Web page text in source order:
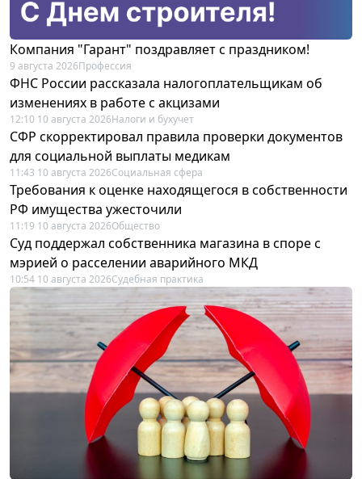
Компания "Гарант" поздравляет с праздником!
9 августа 2026Профессия
ФНС России рассказала налогоплательщикам об
изменениях в работе с акцизами
12:10 10 августа 2026Налоги и бухучет
СФР скорректировал правила проверки документов
для социальной выплаты медикам
11:43 10 августа 2026Социальная сфера
Требования к оценке находящегося в собственности
РФ имущества ужесточили
11:19 10 августа 2026Общество
Суд поддержал собственника магазина в споре с
мэрией о расселении аварийного МКД
10:54 10 августа 2026Судебная практика